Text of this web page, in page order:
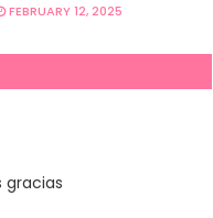
FEBRUARY 12, 2025
gracias